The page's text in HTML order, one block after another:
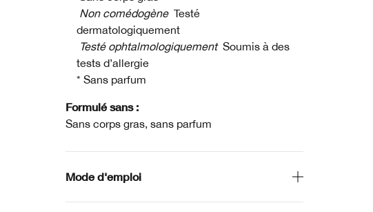
Non comédogène Testé
dermatologiquement
Testé ophtalmologiquement Soumis à des
tests d’allergie
* Sans parfum
Formulé sans :
Sans corps gras, sans parfum
Mode d'emploi